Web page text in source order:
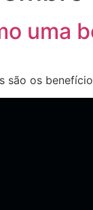
uma
são os